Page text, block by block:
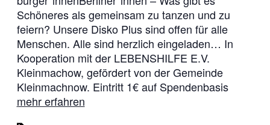
Schöneres als gemeinsam zu tanzen und zu
feiern? Unsere Disko Plus sind offen für alle
Menschen. Alle sind herzlich eingeladen… In
Kooperation mit der LEBENSHILFE E.V.
Kleinmachow, gefördert von der Gemeinde
Kleinmachnow. Eintritt 1€ auf Spendenbasis
mehr erfahren